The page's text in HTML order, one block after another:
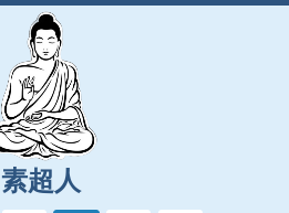
素超人